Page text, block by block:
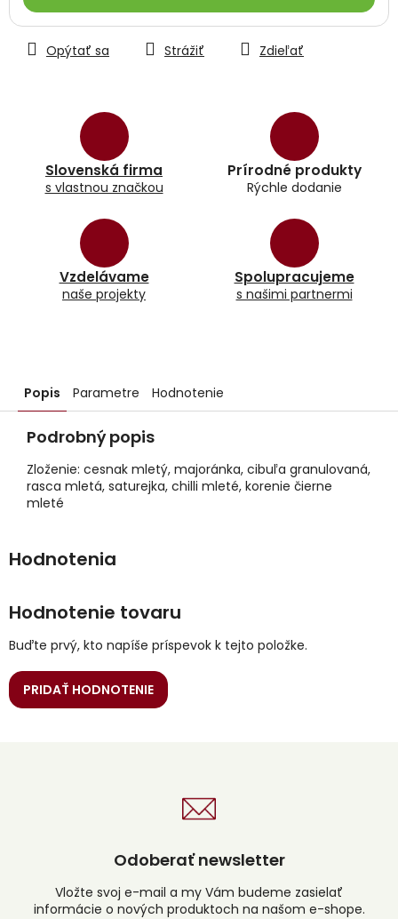
Slovenská firma
s vlastnou značkou
Prírodné produkty
Rýchle dodanie
Vzdelávame
naše projekty
Spolupracujeme
s našimi partnermi
Opýtať sa Strážiť Zdieľať
Popis Parametre Hodnotenie
Podrobný popis
Zloženie: cesnak mletý, majoránka, cibuľa granulovaná,
rasca mletá, saturejka, chilli mleté, korenie čierne
mleté
Hodnotenie tovaru
Buďte prvý, kto napíše príspevok k tejto položke.
PRIDAŤ HODNOTENIE
Odoberať newsletter
Vložte svoj e-mail a my Vám budeme zasielať
informácie o nových produktoch na našom e-shope.